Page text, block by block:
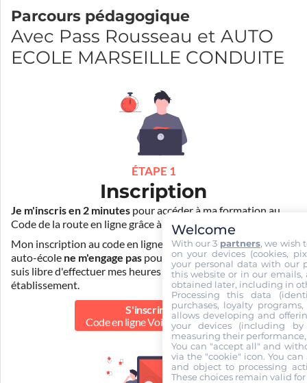
Parcours pédagogique
Avec Pass Rousseau et AUTO
ECOLE MARSEILLE CONDUITE
ÉTAPE 1
Inscription
Je m'inscris en 2 minutes pour accéder à ma formation au
Code de la route en ligne grâce à
Pass Rousseau Voiture
Mon inscription au code en ligne voiture auprès de mon
auto-école ne m'engage pas pour la suite de ma formation. Je
suis libre d'effectuer mes heures de conduite dans un autre
établissement.
S'inscrire au
Code en ligne Voiture 75.00 €
Welcome
With our 3 partners, we wish
on your devices (cookies,
your personal data with our
this website or in our emails,
obtained later, including in
Processing this data
purchases, loyalty
allows developing and
your devices (including
measuring their
You can "accept all" and
via the "cookie" icon. You
and object to processing
These choices remain valid